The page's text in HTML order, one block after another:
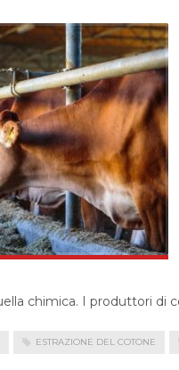
chimica. I produttori di
ESTRAZIONE DEL COTONE